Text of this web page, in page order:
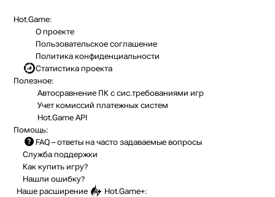
Hot.Game:
О проекте
Пользовательское соглашение
Политика конфиденциальности
Статистика проекта
Полезное:
Автосравнение ПК с сис.требованиями игр
Учет комиссий платежных систем
Hot.Game API
Помощь:
FAQ – ответы на часто задаваемые вопросы
Служба поддержки
Как купить игру?
Нашли ошибку?
Наше расширение
Hot.Game+: